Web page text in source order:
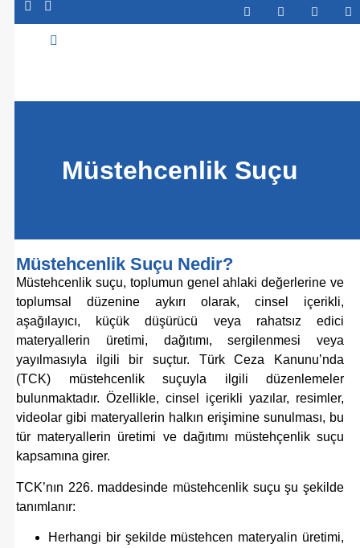
Müstehcenlik Suçu
Müstehcenlik Suçu Nedir?
Müstehcenlik suçu, toplumun genel ahlaki değerlerine ve
toplumsal düzenine aykırı olarak, cinsel içerikli,
aşağılayıcı, küçük düşürücü veya rahatsız edici
materyallerin üretimi, dağıtımı, sergilenmesi veya
yayılmasıyla ilgili bir suçtur. Türk Ceza Kanunu’nda
(TCK) müstehcenlik suçuyla ilgili düzenlemeler
bulunmaktadır. Özellikle, cinsel içerikli yazılar, resimler,
videolar gibi materyallerin halkın erişimine sunulması, bu
tür materyallerin üretimi ve dağıtımı müstehçenlik suçu
kapsamına girer.
TCK’nın 226. maddesinde müstehcenlik suçu şu şekilde
tanımlanır:
Herhangi bir şekilde müstehcen materyalin üretimi,